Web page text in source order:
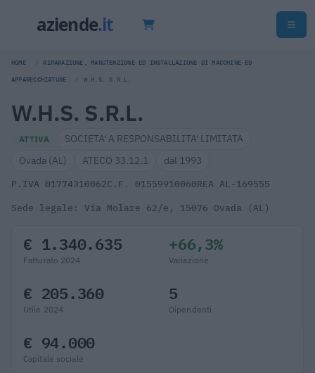
HOME RIPARAZIONE, MANUTENZIONE ED INSTALLAZIONE DI MACCHINE ED
APPARECCHIATURE W.H.S. S.R.L.
W.H.S. S.R.L.
ATTIVA
SOCIETA' A RESPONSABILITA' LIMITATA
Ovada (AL)
ATECO 33.12.1 dal 1993
P.IVA 01774310062C.F. 01559910060REA AL-169555
Sede legale: Via Molare 62/e, 15076 Ovada (AL)
€ 1.340.635
Fatturato 2024
+66,3%
Variazione
€ 205.360
Utile 2024
5
Dipendenti
€ 94.000
Capitale sociale